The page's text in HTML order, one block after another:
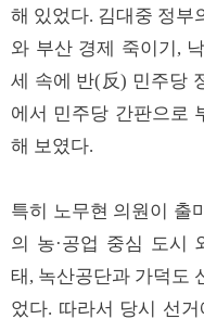
해 있었다. 김대중 정부
와 부산 경제 죽이기,
세 속에 반(反) 민주당
에서 민주당 간판으로
해 보였다.
특히 노무현 의원이 출
의 농·공업 중심 도시
태, 녹산공단과 가덕도
었다. 따라서 당시 선